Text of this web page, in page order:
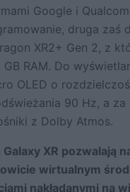
Google i
druga zaś
XR2+ Gen 2, z
GB RAM. Do
OLED o
90 Hz, a za
z Dolby Atmos.
XR pozwalają
wirtualnym
nakładanymi na